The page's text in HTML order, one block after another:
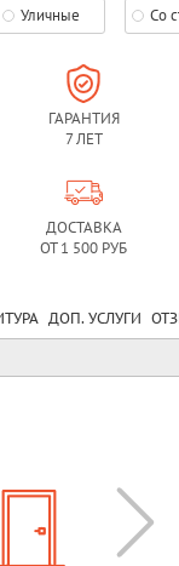
Уличные Со
ГАРАНТИЯ
7 ЛЕТ
ДОСТАВКА
ОТ 1 500 РУБ
ДОП. УСЛУГИ